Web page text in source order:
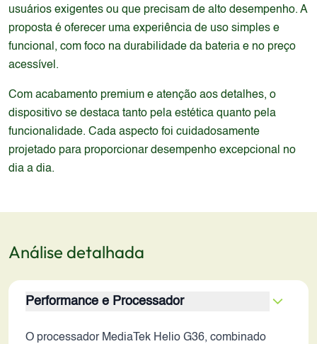
usuários exigentes ou que precisam de alto desempenho. A
proposta é oferecer uma experiência de uso simples e
funcional, com foco na durabilidade da bateria e no preço
acessível.
Com acabamento premium e atenção aos detalhes, o
dispositivo se destaca tanto pela estética quanto pela
funcionalidade. Cada aspecto foi cuidadosamente
projetado para proporcionar desempenho excepcional no
dia a dia.
Análise detalhada
Performance e Processador
O processador MediaTek Helio G36, combinado